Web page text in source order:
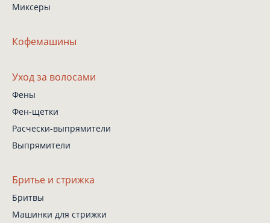
Миксеры
Кофемашины
Уход за волосами
Фены
Фен-щетки
Расчески-выпрямители
Выпрямители
Бритье и стрижка
Бритвы
Машинки для стрижки